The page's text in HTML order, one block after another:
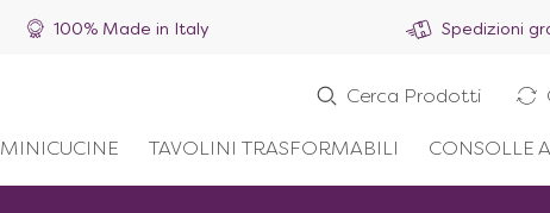
100% Made in Italy Spedizioni
MINICUCINE TAVOLINI TRASFORMABILI CONSOLLE
Cerca Prodotti